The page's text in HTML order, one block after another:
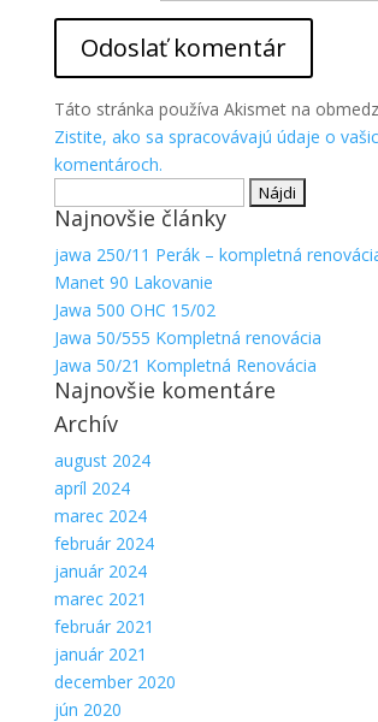
Táto stránka používa Akismet na
Zistite, ako sa spracovávajú údaje o
komentároch.
Najnovšie články
jawa 250/11 Perák – kompletná
Manet 90 Lakovanie
Jawa 500 OHC 15/02
Jawa 50/555 Kompletná renovácia
Jawa 50/21 Kompletná Renovácia
Najnovšie komentáre
Archív
august 2024
apríl 2024
marec 2024
február 2024
január 2024
marec 2021
február 2021
január 2021
december 2020
jún 2020